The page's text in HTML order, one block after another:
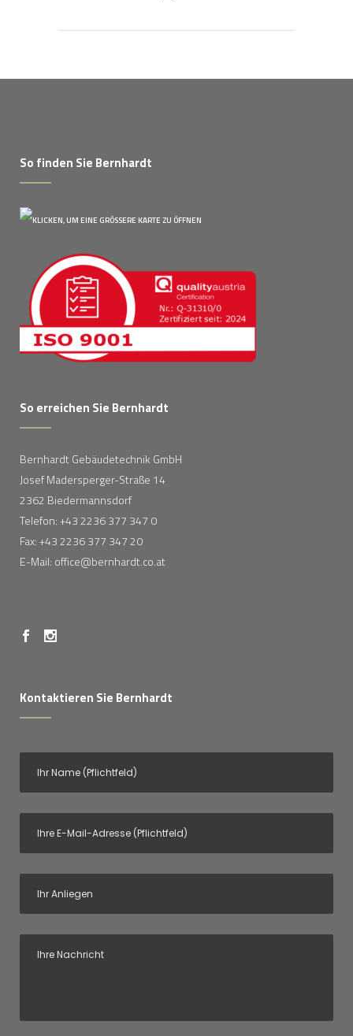
So finden Sie Bernhardt
So erreichen Sie Bernhardt
Bernhardt Gebäudetechnik GmbH
Josef Madersperger-Straße 14
2362 Biedermannsdorf
Telefon: +43 2236 377 347 0
Fax: +43 2236 377 347 20
E-Mail: office@bernhardt.co.at
Kontaktieren Sie Bernhardt